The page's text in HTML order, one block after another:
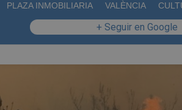
PLAZA INMOBILIARIA VALÈNCIA
+ Seguir en Google